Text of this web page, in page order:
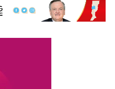
cómo se produjo la
que derivó en el vuelco
de las víctimas y en
del siniestro.